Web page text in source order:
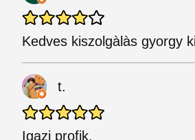
Kedves kiszolgàlàs gyorgy
t.
Igazi profik.